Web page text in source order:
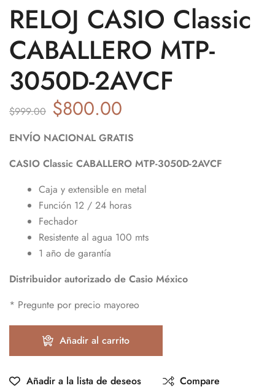
RELOJ CASIO Classic
CABALLERO MTP-
3050D-2AVCF
$999.00 $800.00
ENVÍO NACIONAL GRATIS
CASIO Classic CABALLERO MTP-3050D-2AVCF
Caja y extensible en metal
Función 12 / 24 horas
Fechador
Resistente al agua 100 mts
1 año de garantía
Distribuidor autorizado de Casio México
* Pregunte por precio mayoreo
Añadir al carrito
Añadir a la lista de deseos Compare